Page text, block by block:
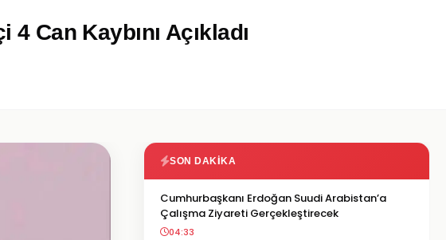
Can Kaybını Açıkladı
SON DAKIKA
Cumhurbaşkanı Erdoğan Suudi Arabistan’a
Çalışma Ziyareti Gerçekleştirecek
04:33